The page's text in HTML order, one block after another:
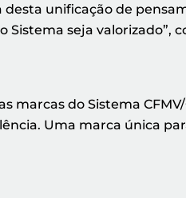
unificação de
Sistema seja valorizado”,
marcas do Sistema
Uma marca única